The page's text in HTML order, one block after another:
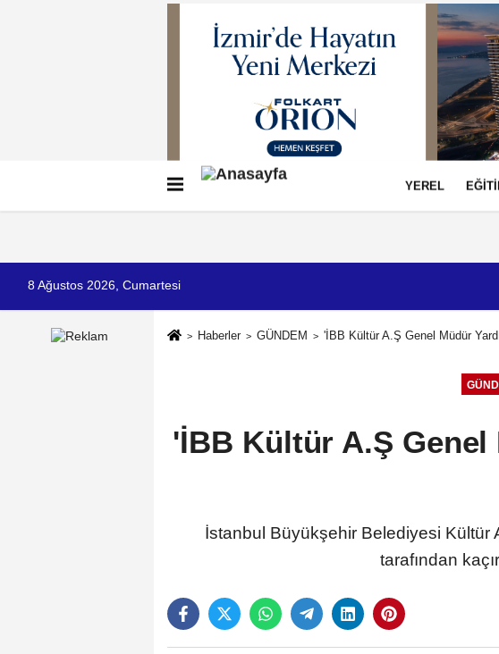
Künye Gizlilik İlkeleri
YEREL
8 Ağustos 2026, Cumartesi
Haberler GÜNDEM 'İBB Kültür A.Ş Genel Müdür
'İBB Kültür A.Ş Genel
İstanbul Büyükşehir Belediyesi Kültür
tarafından